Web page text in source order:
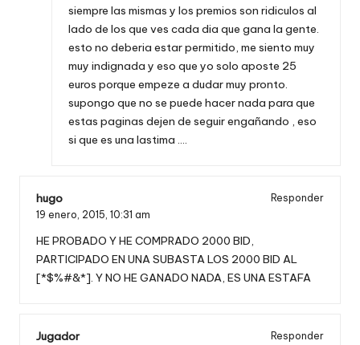
siempre las mismas y los premios son ridiculos al
lado de los que ves cada dia que gana la gente.
esto no deberia estar permitido, me siento muy
muy indignada y eso que yo solo aposte 25
euros porque empeze a dudar muy pronto.
supongo que no se puede hacer nada para que
estas paginas dejen de seguir engañando , eso
si que es una lastima ….
hugo
Responder
19 enero, 2015, 10:31 am
HE PROBADO Y HE COMPRADO 2000 BID,
PARTICIPADO EN UNA SUBASTA LOS 2000 BID AL
[*$%#&*]. Y NO HE GANADO NADA, ES UNA ESTAFA
Jugador
Responder